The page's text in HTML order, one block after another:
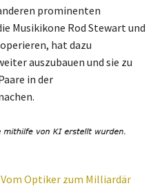
prominenten
Musikikone Rod Stewart und
hat dazu
auszubauen und sie zu
in der
Optiker zum Milliardär